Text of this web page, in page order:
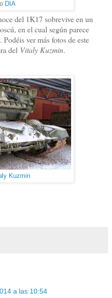
DIA
del 1K17 sobrevive en un
en el cual según parece
ver más fotos de este
del Vitaly Kuzmin.
Kuzmin
a las 10:54